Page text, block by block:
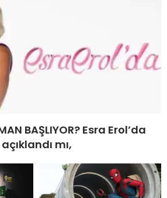
BAŞLIYOR? Esra Erol’da
mı,